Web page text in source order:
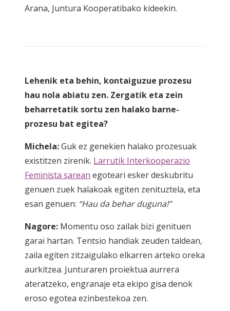
Arana, Juntura Kooperatibako kideekin.
Lehenik eta behin, kontaiguzue prozesu
hau nola abiatu zen. Zergatik eta zein
beharretatik sortu zen halako barne-
prozesu bat egitea?
Michela:Guk ez genekien halako prozesuak
existitzen zirenik. Larrutik Interkooperazio
Feminista sarean egoteari esker deskubritu
genuen zuek halakoak egiten zenituztela, eta
esan genuen: “Hau da behar duguna!”
Nagore: Momentu oso zailak bizi genituen
garai hartan. Tentsio handiak zeuden taldean,
zaila egiten zitzaigulako elkarren arteko oreka
aurkitzea. Junturaren proiektua aurrera
ateratzeko, engranaje eta ekipo gisa denok
eroso egotea ezinbestekoa zen.